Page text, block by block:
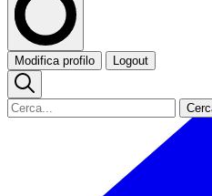
Modifica profilo Logout